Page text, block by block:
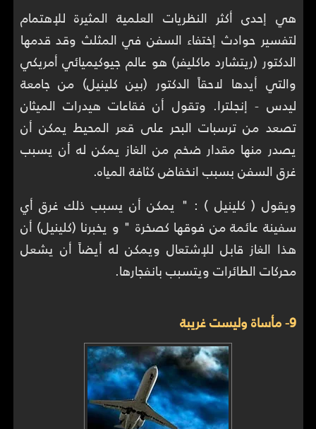
هي إحدى أكثر النظريات العلمية المثيرة للإهتمام
لتفسير حوادث إختفاء السفن في المثلث وقد قدمها
الدكتور (ريتشارد ماكليفر) هو عالم جيوكيميائي أمريكي
والتي أيدها لاحقاً الدكتور (بين كلينيل) من جامعة
ليدس - إنجلترا. وتقول أن فقاعات هيدرات الميثان
تصعد من ترسبات البحر على قعر المحيط يمكن أن
يصدر منها مقدار ضخم من الغاز يمكن له أن يسبب
غرق السفن بسبب انخفاض كثافة المياه.
ويقول ( كلينيل ) : " يمكن أن يسبب ذلك غرق أي
سفينة عائمة من فوقها كصخرة " و يخبرنا (كلينيل) أن
هذا الغاز قابل للإشتعال ويمكن له أيضاً أن يشعل
محركات الطائرات ويتسبب بانفجارها.
9- مأساة وليست غريبة